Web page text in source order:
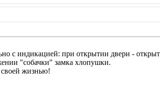
с индикацией: при открытии двери -
"собачки" замка хлопушки.
своей жизнью!